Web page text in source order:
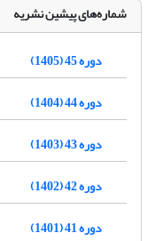
شماره‌های پیشین نشریه
دوره 45 (1405)
دوره 44 (1404)
دوره 43 (1403)
دوره 42 (1402)
دوره 41 (1401)